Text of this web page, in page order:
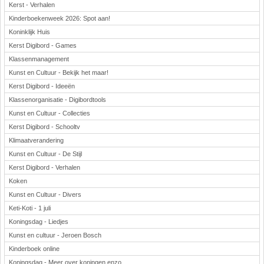
Kerst - Verhalen
Kinderboekenweek 2026: Spot aan!
Koninklijk Huis
Kerst Digibord - Games
Klassenmanagement
Kunst en Cultuur - Bekijk het maar!
Kerst Digibord - Ideeën
Klassenorganisatie - Digibordtools
Kunst en Cultuur - Collecties
Kerst Digibord - Schooltv
Klimaatverandering
Kunst en Cultuur - De Stijl
Kerst Digibord - Verhalen
Koken
Kunst en Cultuur - Divers
Keti-Koti - 1 juli
Koningsdag - Liedjes
Kunst en cultuur - Jeroen Bosch
Kinderboek online
Koningsdag - Meer over koningen enzo